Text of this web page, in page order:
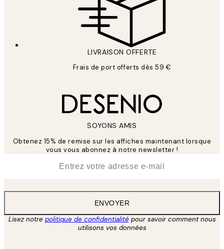
LIVRAISON OFFERTE
Frais de port offerts dès 59 €
SOYONS AMIS
Obtenez 15% de remise sur les affiches maintenant lorsque
vous vous abonnez à notre newsletter !
ENVOYER
Lisez notre politique de confidentialitépour savoir comment nous
utilisons vos données